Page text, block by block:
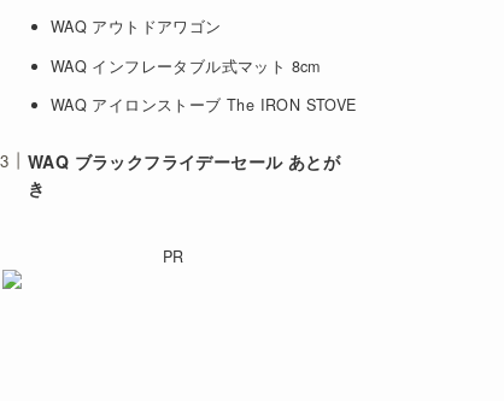
WAQ アウトドアワゴン
WAQ インフレータブル式マット 8cm
WAQ アイロンストーブ The IRON STOVE
WAQ ブラックフライデーセール あとが
き
PR